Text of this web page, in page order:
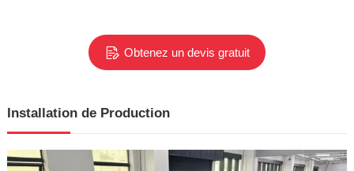
Obtenez un devis gratuit
Installation de Production